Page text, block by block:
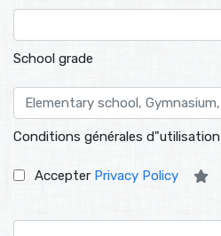
School grade
Conditions générales d"utilisation
Accepter Privacy Policy